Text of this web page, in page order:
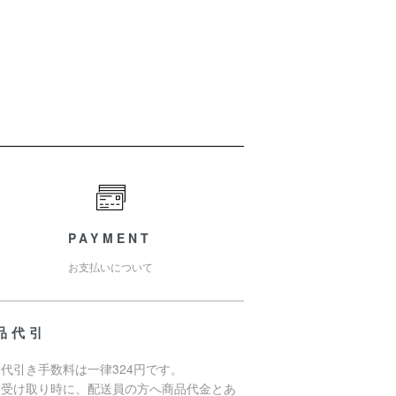
PAYMENT
お支払いについて
代引
引き手数料は一律324円です。
け取り時に、配送員の方へ商品代金とあ